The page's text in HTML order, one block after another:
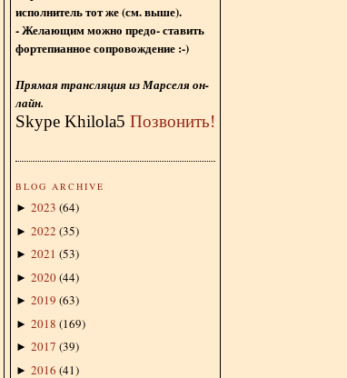
исполнитель тот же (см. выше).
- Желающим можно предо- ставить
фортепианное сопровождение :-)
Прямая трансляция из Марселя он-
лайн.
Skype Khilola5 Позвонить!
BLOG ARCHIVE
► 2023 (64)
► 2022 (35)
► 2021 (53)
► 2020(44)
► 2019 (63)
► 2018 (169)
► 2017 (39)
► 2016 (41)